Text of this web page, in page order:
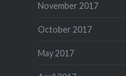
November 2017
October 2017
May 2017